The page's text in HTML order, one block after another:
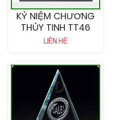
KỶ NIỆM CHƯƠNG
THỦY TINH TT46
LIÊN HỆ